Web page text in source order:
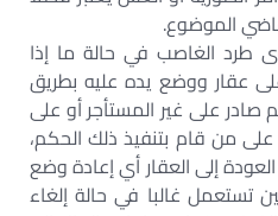
الموضوع.
طرد الغاصب في حالة ما إذا
عقار ووضع يده عليه بطريق
على غير المستأجر أو على
على من قام بتنفيذ ذلك الحكم،
إلى العقار أي إعادة وضع
تستعمل غالبا في حالة إلغاء